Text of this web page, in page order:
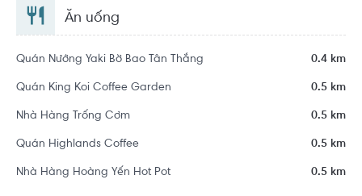
Ăn uống
Quán Nướng Yaki Bờ Bao Tân Thắng 0.4 km
Quán King Koi Coffee Garden 0.5 km
Nhà Hàng Trống Cơm 0.5 km
Quán Highlands Coffee 0.5 km
Nhà Hàng Hoàng Yến Hot Pot 0.5 km